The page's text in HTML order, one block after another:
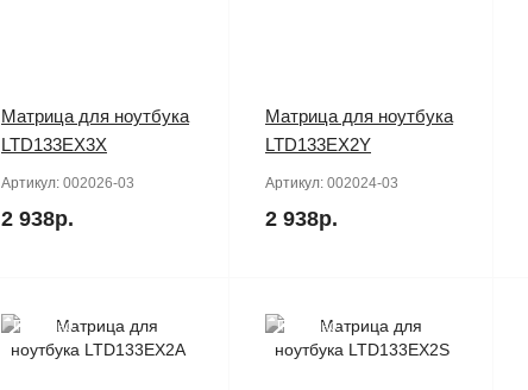
Матрица для ноутбука
LTD133EX3X
Артикул: 002026-03
2 938р.
Матрица для ноутбука
LTD133EX2Y
Артикул: 002024-03
2 938р.
Продано Продано